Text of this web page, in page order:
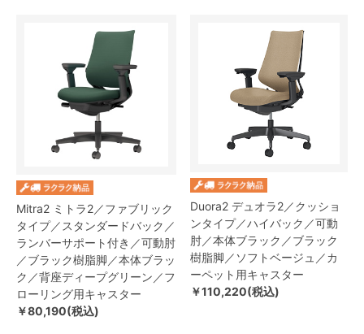
Mitra2 ミトラ2／ファブリック
タイプ／スタンダードバック／
ランバーサポート付き／可動肘
／ブラック樹脂脚／本体ブラッ
ク／背座ディープグリーン／フ
ローリング用キャスター
￥80,190(税込)
Duora2 デュオラ2／クッショ
ンタイプ／ハイバック／可動
肘／本体ブラック／ブラック
樹脂脚／ソフトベージュ／カ
ーペット用キャスター
￥110,220(税込)